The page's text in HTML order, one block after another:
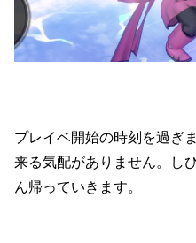
プレイベ開始の時刻を過ぎ
来る気配がありません。し
ん帰っていきます。